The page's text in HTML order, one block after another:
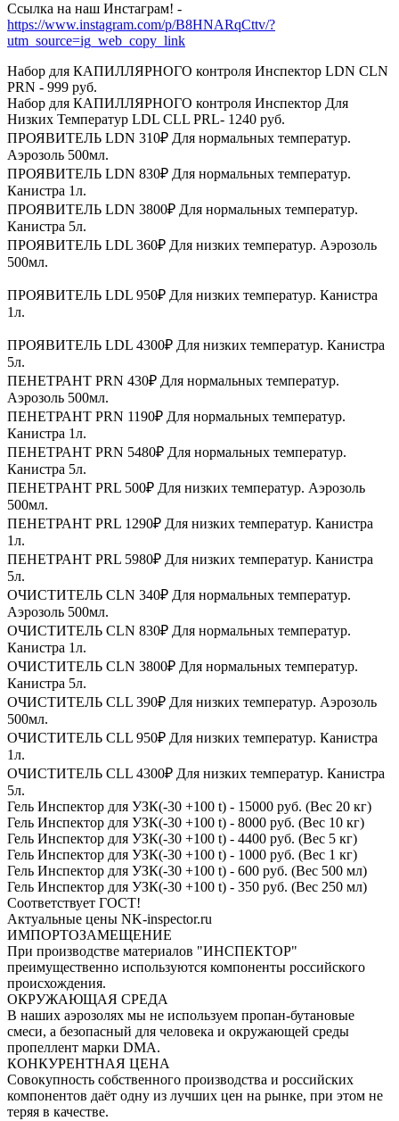
Ссылка на наш Инстаграм! -
https://www.instagram.com/p/B8HNARqCttv/?
utm_source=ig_web_copy_link
Набор для КАПИЛЛЯРНОГО контроля Инспектор LDN CLN
PRN - 999 руб.
Набор для КАПИЛЛЯРНОГО контроля Инспектор Для
Низких Температур LDL CLL PRL- 1240 руб.
ПРОЯВИТЕЛЬ LDN 310₽ Для нормальных температур.
Аэрозоль 500мл.
ПРОЯВИТЕЛЬ LDN 830₽ Для нормальных температур.
Канистра 1л.
ПРОЯВИТЕЛЬ LDN 3800₽ Для нормальных температур.
Канистра 5л.
ПРОЯВИТЕЛЬ LDL 360₽ Для низких температур. Аэрозоль
500мл.
ПРОЯВИТЕЛЬ LDL 950₽ Для низких температур. Канистра
1л.
ПРОЯВИТЕЛЬ LDL 4300₽ Для низких температур. Канистра
5л.
ПЕНЕТРАНТ PRN 430₽ Для нормальных температур.
Аэрозоль 500мл.
ПЕНЕТРАНТ PRN 1190₽ Для нормальных температур.
Канистра 1л.
ПЕНЕТРАНТ PRN 5480₽ Для нормальных температур.
Канистра 5л.
ПЕНЕТРАНТ PRL 500₽ Для низких температур. Аэрозоль
500мл.
ПЕНЕТРАНТ PRL 1290₽ Для низких температур. Канистра
1л.
ПЕНЕТРАНТ PRL 5980₽ Для низких температур. Канистра
5л.
ОЧИСТИТЕЛЬ CLN 340₽ Для нормальных температур.
Аэрозоль 500мл.
ОЧИСТИТЕЛЬ CLN 830₽ Для нормальных температур.
Канистра 1л.
ОЧИСТИТЕЛЬ CLN 3800₽ Для нормальных температур.
Канистра 5л.
ОЧИСТИТЕЛЬ CLL 390₽ Для низких температур. Аэрозоль
500мл.
ОЧИСТИТЕЛЬ CLL 950₽ Для низких температур. Канистра
1л.
ОЧИСТИТЕЛЬ CLL 4300₽ Для низких температур. Канистра
5л.
Гель Инспектор для УЗК(-30 +100 t) - 15000 руб. (Вес 20 кг)
Гель Инспектор для УЗК(-30 +100 t) - 8000 руб. (Вес 10 кг)
Гель Инспектор для УЗК(-30 +100 t) - 4400 руб. (Вес 5 кг)
Гель Инспектор для УЗК(-30 +100 t) - 1000 руб. (Вес 1 кг)
Гель Инспектор для УЗК(-30 +100 t) - 600 руб. (Вес 500 мл)
Гель Инспектор для УЗК(-30 +100 t) - 350 руб. (Вес 250 мл)
Соответствует ГОСТ!
Актуальные цены NK-inspector.ru
ИМПОРТОЗАМЕЩЕНИЕ
При производстве материалов "ИНСПЕКТОР"
преимущественно используются компоненты российского
происхождения.
ОКРУЖАЮЩАЯ СРЕДА
В наших аэрозолях мы не используем пропан-бутановые
смеси, а безопасный для человека и окружающей среды
пропеллент марки DMA.
КОНКУРЕНТНАЯ ЦЕНА
Совокупность собственного производства и российских
компонентов даёт одну из лучших цен на рынке, при этом не
теряя в качестве.